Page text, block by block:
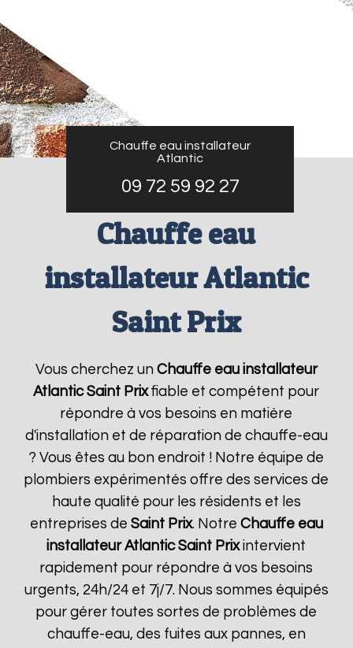
Chauffe eau installateur
Atlantic
09 72 59 92 27
Chauffe eau
installateur Atlantic
Saint Prix
Vous cherchez un Chauffe eau installateur
Atlantic Saint Prixfiable et compétent pour
répondre à vos besoins en matière
d'installation et de réparation de chauffe-eau
? Vous êtes au bon endroit ! Notre équipe de
plombiers expérimentés offre des services de
haute qualité pour les résidents et les
entreprises de Saint Prix. Notre Chauffe eau
installateur Atlantic Saint Prixintervient
rapidement pour répondre à vos besoins
urgents, 24h/24 et 7j/7. Nous sommes équipés
pour gérer toutes sortes de problèmes de
chauffe-eau, des fuites aux pannes, en